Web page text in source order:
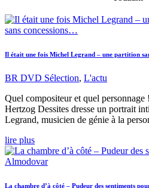
Il était une fois Michel Legrand – une partition
BR DVD Sélection, L'actu
Quel compositeur et quel
Hertzog Dessites dresse un portrait
Legrand, musicien de génie à la
lire plus
La chambre d’à côté – Pudeur des sentiments